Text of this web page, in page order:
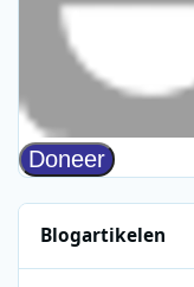
Blogartikelen